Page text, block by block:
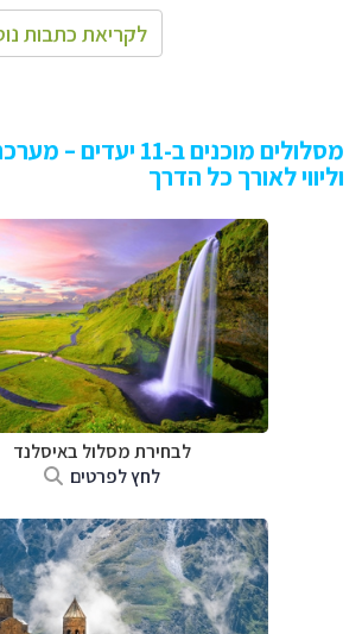
לקריאת כתבות
מסלולים מוכנים ב-11
וליווי לאורך כל הדרך
לבחירת מסלול באיסלנד
לחץ לפרטים